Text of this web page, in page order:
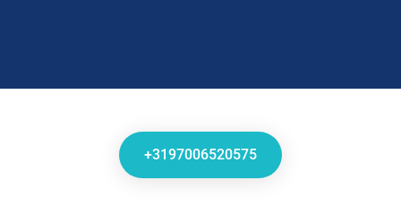
+3197006520575